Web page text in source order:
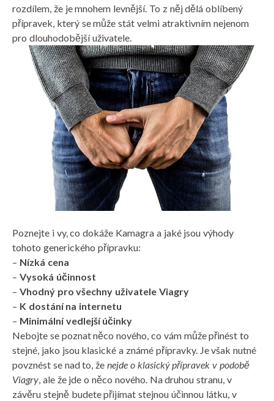
rozdílem, že je mnohem levnější. To z něj dělá oblíbený
přípravek, který se může stát velmi atraktivním nejenom
pro dlouhodobější uživatele.
Poznejte i vy, co dokáže Kamagra a jaké jsou výhody
tohoto generického přípravku:
– Nízká cena
– Vysoká účinnost
– Vhodný pro všechny uživatele Viagry
– K dostání na internetu
– Minimální vedlejší účinky
Nebojte se poznat něco nového, co vám může přinést to
stejné, jako jsou klasické a známé přípravky. Je však nutné
povznést se nad to, ženejde o klasický přípravek v podobě
Viagry, ale že jde o něco nového. Na druhou stranu, v
závěru stejně budete přijímat stejnou účinnou látku, v